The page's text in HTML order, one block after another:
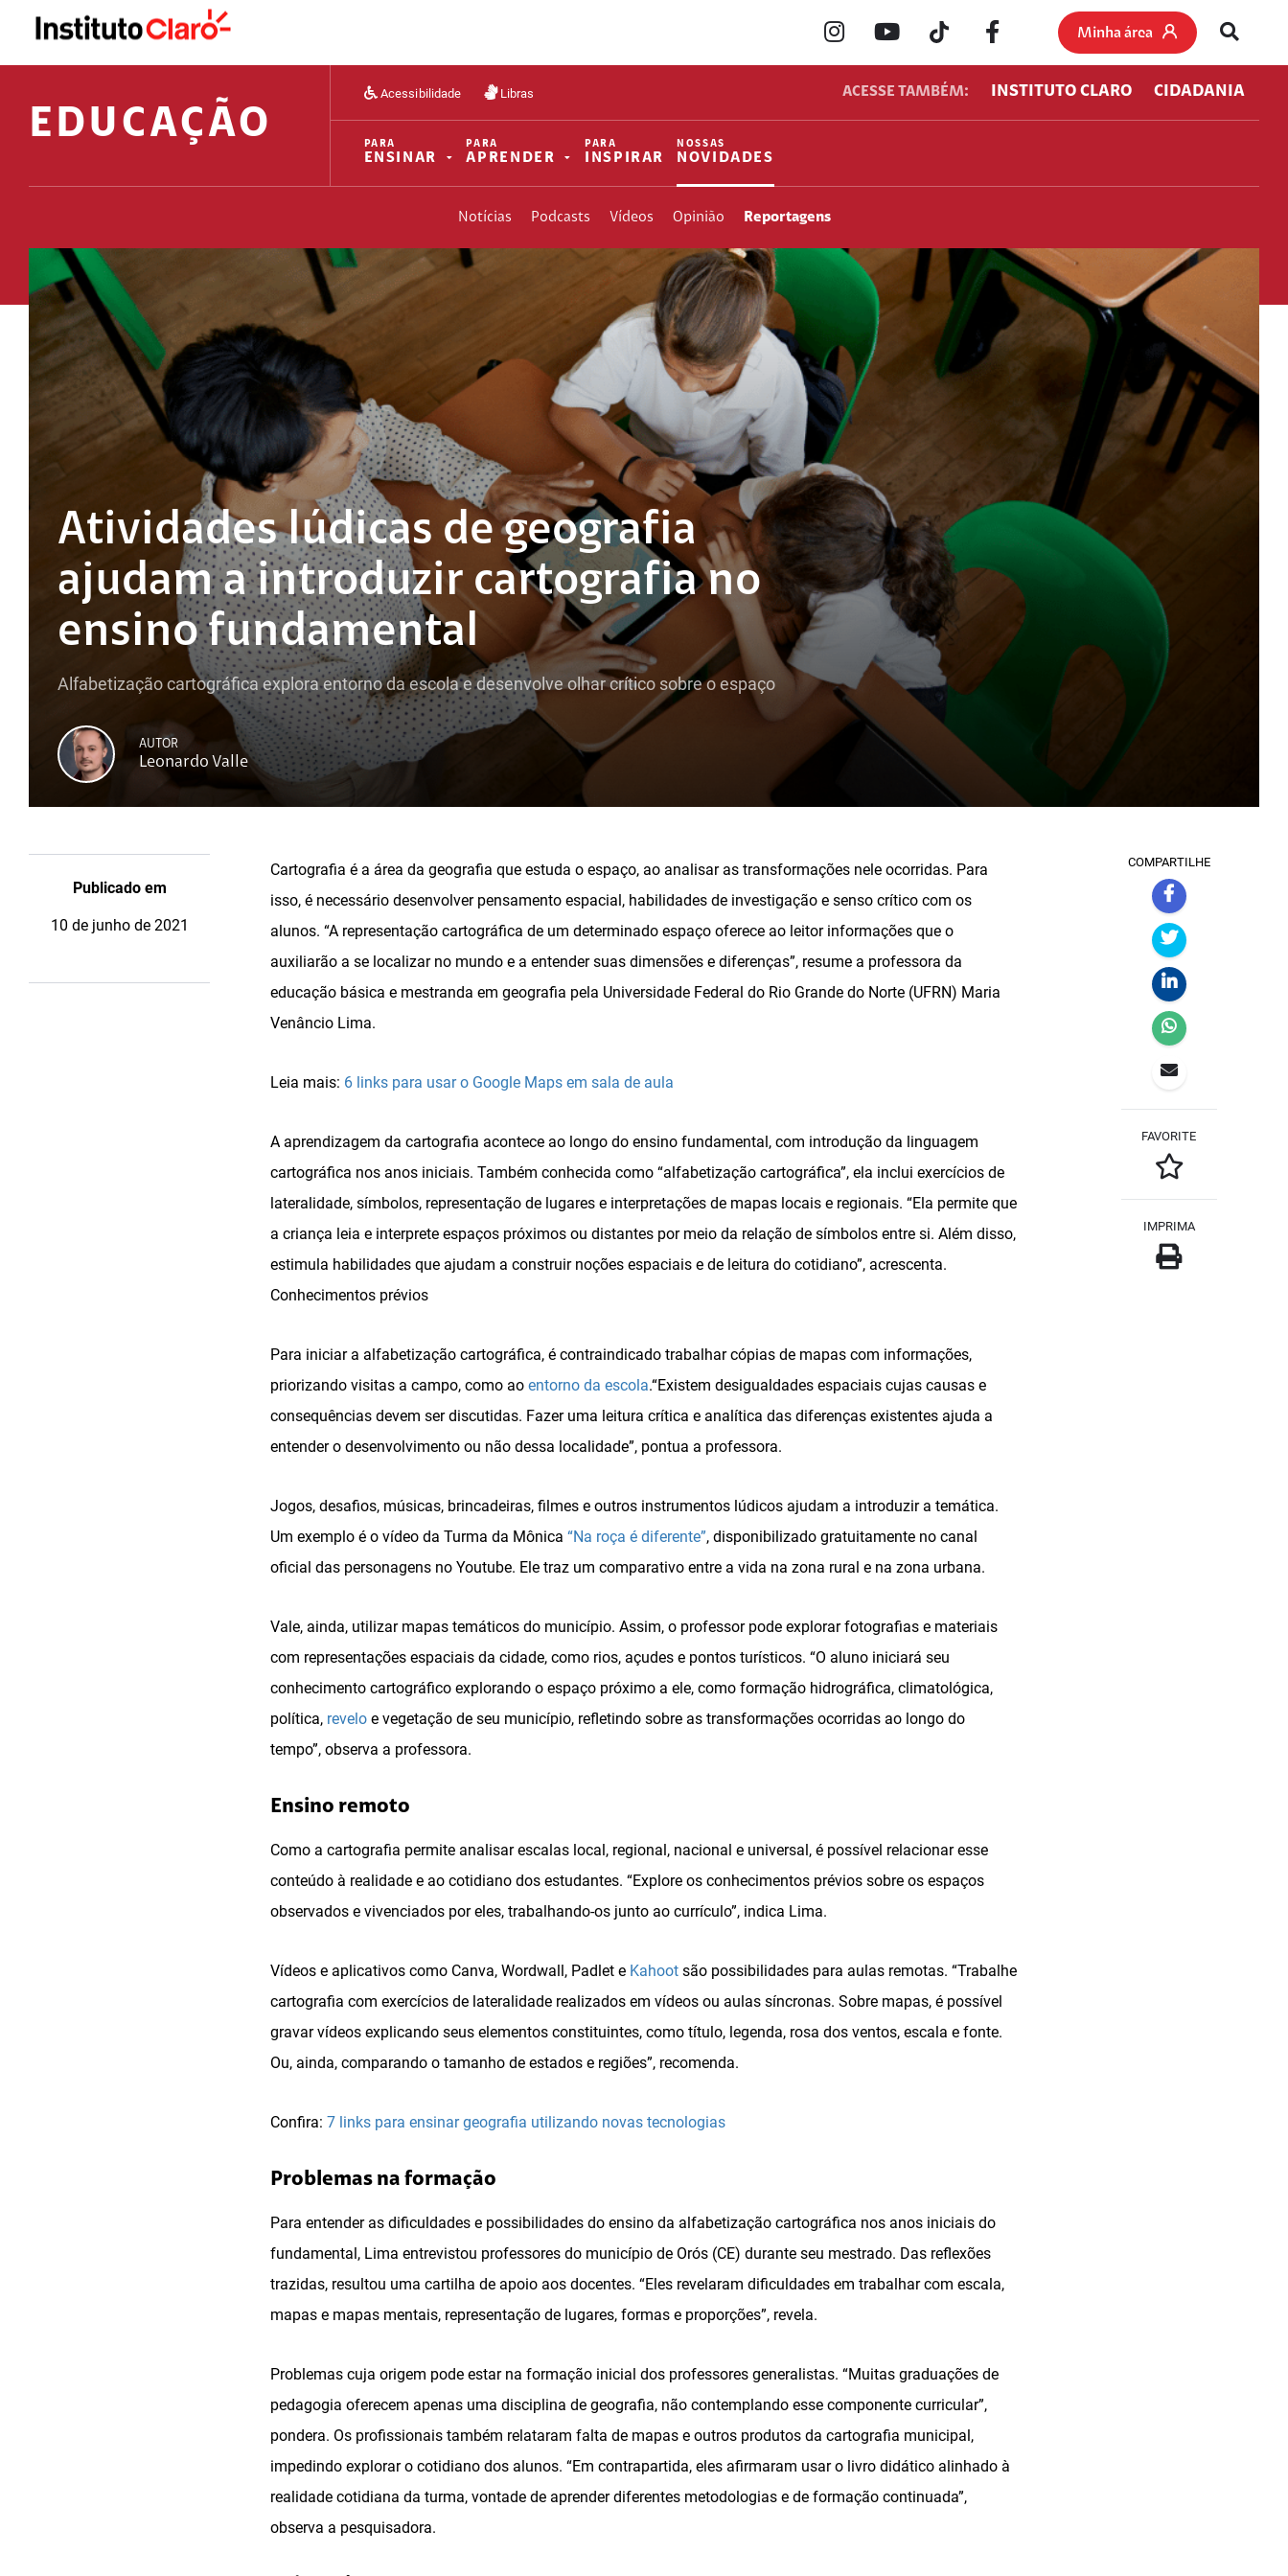
Minha área
EDUCAÇÃO
Acessibilidade Libras ACESSE TAMBÉM: INSTITUTO CLARO CIDADANIA
PARA
ENSINAR
PARA
APRENDER
PARA
INSPIRAR
NOSSAS
NOVIDADES
Notícias Podcasts Vídeos Opinião Reportagens
Atividades lúdicas de geografia
ajudam a introduzir cartografia no
ensino fundamental
Alfabetização cartográfica explora entorno da escola e desenvolve olhar crítico sobre o espaço
AUTOR
Leonardo Valle
Publicado em
10 de junho de 2021
Cartografia é a área da geografia que estuda o espaço, ao analisar as transformações nele ocorridas. Para
isso, é necessário desenvolver pensamento espacial, habilidades de investigação e senso crítico com os
alunos. “A representação cartográfica de um determinado espaço oferece ao leitor informações que o
auxiliarão a se localizar no mundo e a entender suas dimensões e diferenças”, resume a professora da
educação básica e mestranda em geografia pela Universidade Federal do Rio Grande do Norte (UFRN) Maria
Venâncio Lima.
Leia mais: 6 links para usar o Google Maps em sala de aula
A aprendizagem da cartografia acontece ao longo do ensino fundamental, com introdução da linguagem
cartográfica nos anos iniciais. Também conhecida como “alfabetização cartográfica”, ela inclui exercícios de
lateralidade, símbolos, representação de lugares e interpretações de mapas locais e regionais. “Ela permite que
a criança leia e interprete espaços próximos ou distantes por meio da relação de símbolos entre si. Além disso,
estimula habilidades que ajudam a construir noções espaciais e de leitura do cotidiano”, acrescenta.
Conhecimentos prévios
Para iniciar a alfabetização cartográfica, é contraindicado trabalhar cópias de mapas com informações,
priorizando visitas a campo, como ao entorno da escola.“Existem desigualdades espaciais cujas causas e
consequências devem ser discutidas. Fazer uma leitura crítica e analítica das diferenças existentes ajuda a
entender o desenvolvimento ou não dessa localidade”, pontua a professora.
Jogos, desafios, músicas, brincadeiras, filmes e outros instrumentos lúdicos ajudam a introduzir a temática.
Um exemplo é o vídeo da Turma da Mônica “Na roça é diferente”, disponibilizado gratuitamente no canal
oficial das personagens no Youtube. Ele traz um comparativo entre a vida na zona rural e na zona urbana.
Vale, ainda, utilizar mapas temáticos do município. Assim, o professor pode explorar fotografias e materiais
com representações espaciais da cidade, como rios, açudes e pontos turísticos. “O aluno iniciará seu
conhecimento cartográfico explorando o espaço próximo a ele, como formação hidrográfica, climatológica,
política, revelo e vegetação de seu município, refletindo sobre as transformações ocorridas ao longo do
tempo”, observa a professora.
Ensino remoto
Como a cartografia permite analisar escalas local, regional, nacional e universal, é possível relacionar esse
conteúdo à realidade e ao cotidiano dos estudantes. “Explore os conhecimentos prévios sobre os espaços
observados e vivenciados por eles, trabalhando-os junto ao currículo”, indica Lima.
Vídeos e aplicativos como Canva, Wordwall, Padlet e Kahoot são possibilidades para aulas remotas. “Trabalhe
cartografia com exercícios de lateralidade realizados em vídeos ou aulas síncronas. Sobre mapas, é possível
gravar vídeos explicando seus elementos constituintes, como título, legenda, rosa dos ventos, escala e fonte.
Ou, ainda, comparando o tamanho de estados e regiões”, recomenda.
Confira: 7 links para ensinar geografia utilizando novas tecnologias
Problemas na formação
Para entender as dificuldades e possibilidades do ensino da alfabetização cartográfica nos anos iniciais do
fundamental, Lima entrevistou professores do município de Orós (CE) durante seu mestrado. Das reflexões
trazidas, resultou uma cartilha de apoio aos docentes. “Eles revelaram dificuldades em trabalhar com escala,
mapas e mapas mentais, representação de lugares, formas e proporções”, revela.
Problemas cuja origem pode estar na formação inicial dos professores generalistas. “Muitas graduações de
pedagogia oferecem apenas uma disciplina de geografia, não contemplando esse componente curricular”,
pondera. Os profissionais também relataram falta de mapas e outros produtos da cartografia municipal,
impedindo explorar o cotidiano dos alunos. “Em contrapartida, eles afirmaram usar o livro didático alinhado à
realidade cotidiana da turma, vontade de aprender diferentes metodologias e de formação continuada”,
observa a pesquisadora.
COMPARTILHE
FAVORITE
IMPRIMA